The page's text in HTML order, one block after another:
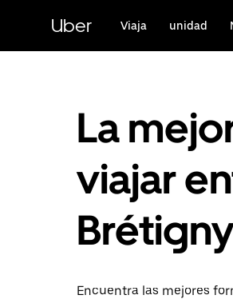
contenido
principal
Uber Viaja unidad
La
viajar
Encuentra las mejores